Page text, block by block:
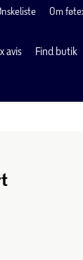
Om
avis Find butik